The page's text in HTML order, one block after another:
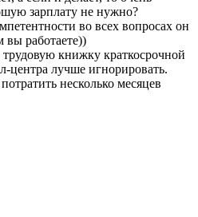
зарплату не нужно?
во всех вопросах он
вы работаете))
трудовую книжку краткосрочной
центра лучше игнорировать.
несколько месяцев